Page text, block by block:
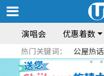
演唱会 优惠着数
热门关键词： 公屋热话